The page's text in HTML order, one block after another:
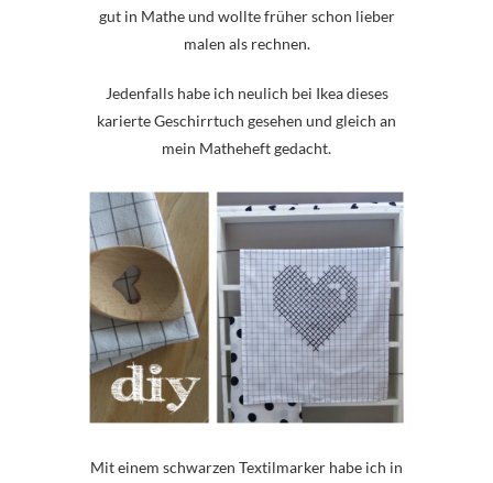
gut in Mathe und wollte früher schon lieber
malen als rechnen.
Jedenfalls habe ich neulich bei Ikea dieses
karierte Geschirrtuch gesehen und gleich an
mein Matheheft gedacht.
Mit einem schwarzen Textilmarker habe ich in